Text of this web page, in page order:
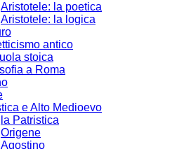
Aristotele: la poetica
Aristotele: la logica
antico
stoica
a Roma
e Alto Medioevo
la Patristica
Origene
Agostino